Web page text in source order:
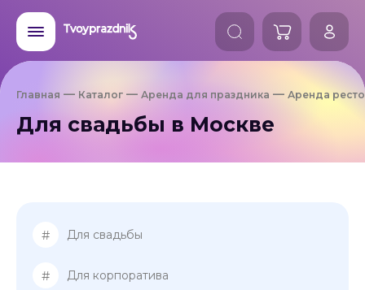
Главная Каталог Аренда для праздника Аренда
Для свадьбы в Москве
# Для свадьбы
# Для корпоратива